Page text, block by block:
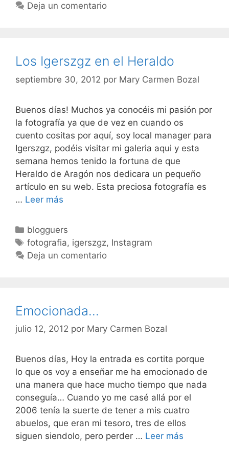
Deja un comentario
Los Igerszgz en el Heraldo
septiembre 30, 2012 por Mary Carmen Bozal
Buenos días! Muchos ya conocéis mi pasión por
la fotografía ya que de vez en cuando os
cuento cositas por aquí, soy local manager para
Igerszgz, podéis visitar mi galeria aqui y esta
semana hemos tenido la fortuna de que
Heraldo de Aragón nos dedicara un pequeño
artículo en su web. Esta preciosa fotografía es
… Leer más
Heraldo
Categorías
blogguers
Etiquetas
fotografia, igerszgz, Instagram
Deja un comentario
Emocionada…
julio 12, 2012 por Mary Carmen Bozal
Buenos días, Hoy la entrada es cortita porque
lo que os voy a enseñar me ha emocionado de
una manera que hace mucho tiempo que nada
conseguía… Cuando yo me casé allá por el
2006 tenía la suerte de tener a mis cuatro
abuelos, que eran mi tesoro, tres de ellos
siguen siendolo, pero perder … Leer más